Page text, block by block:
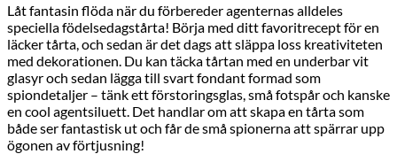
Låt fantasin flöda när du förbereder agenternas alldeles
speciella födelsedagstårta! Börja med ditt favoritrecept för en
läcker tårta, och sedan är det dags att släppa loss kreativiteten
med dekorationen. Du kan täcka tårtan med en underbar vit
glasyr och sedan lägga till svart fondant formad som
spiondetaljer – tänk ett förstoringsglas, små fotspår och kanske
en cool agentsiluett. Det handlar om att skapa en tårta som
både ser fantastisk ut och får de små spionerna att spärrar upp
ögonen av förtjusning!